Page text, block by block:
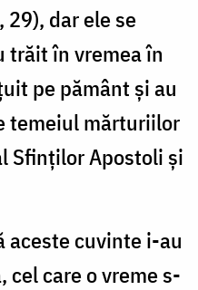
29), dar ele se
trăit în vremea în
pe pământ şi au
temeiul mărturiilor
Sfinţilor Apostoli şi
aceste cuvinte i-au
cel care o vreme s-